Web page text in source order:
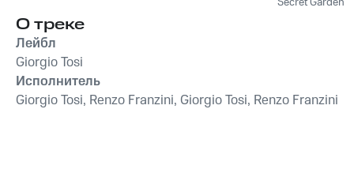
Collection
О треке
Лейбл
Giorgio Tosi
Исполнитель
Giorgio Tosi, Renzo Franzini, Giorgio Tosi, Renzo Franzini